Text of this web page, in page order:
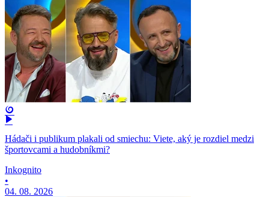
Hádači i publikum plakali od smiechu: Viete, aký je rozdiel medzi
športovcami a hudobníkmi?
Inkognito
•
04. 08. 2026